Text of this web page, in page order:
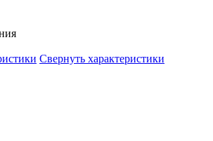
Свернуть характеристики